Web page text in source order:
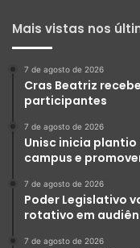
Mais vistas nos
7 de agosto de 2026
Cras Beatriz
participantes
7 de agosto de 2026
Unisc inicia plantio
campus e
7 de agosto de 2026
Poder Legislativo
rotativo em
7 de agosto de 2026